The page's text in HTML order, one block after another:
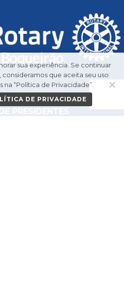
HOME
sua experiência. Se continuar
que aceita seu uso
“Política de Privacidade”.
DE PRIVACIDADE